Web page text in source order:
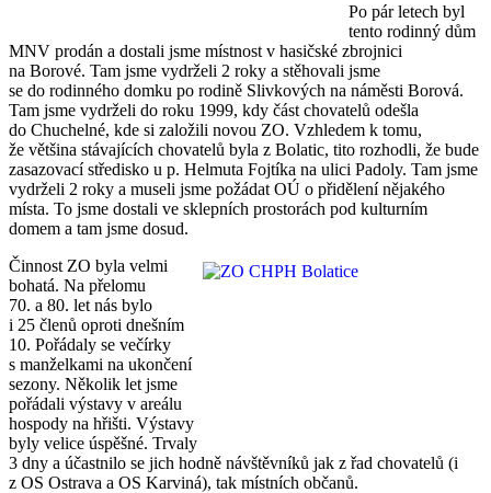
Po pár letech byl
tento rodinný dům
MNV prodán a dostali jsme místnost v hasičské zbrojnici
na Borové. Tam jsme vydrželi 2 roky a stěhovali jsme
se do rodinného domku po rodině Slivkových na náměsti Borová.
Tam jsme vydrželi do roku 1999, kdy část chovatelů odešla
do Chuchelné, kde si založili novou ZO. Vzhledem k tomu,
že většina stávajících chovatelů byla z Bolatic, tito rozhodli, že bude
zasazovací středisko u p. Helmuta Fojtíka na ulici Padoly. Tam jsme
vydrželi 2 roky a museli jsme požádat OÚ o přidělení nějakého
místa. To jsme dostali ve sklepních prostorách pod kulturním
domem a tam jsme dosud.
Činnost ZO byla velmi
bohatá. Na přelomu
70. a 80. let nás bylo
i 25 členů oproti dnešním
10. Pořádaly se večírky
s manželkami na ukončení
sezony. Několik let jsme
pořádali výstavy v areálu
hospody na hřišti. Výstavy
byly velice úspěšné. Trvaly
3 dny a účastnilo se jich hodně návštěvníků jak z řad chovatelů (i
z OS Ostrava a OS Karviná), tak místních občanů.